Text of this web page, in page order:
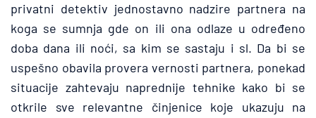
privatni detektiv jednostavno nadzire partnera na
koga se sumnja gde on ili ona odlaze u određeno
doba dana ili noći, sa kim se sastaju i sl. Da bi se
uspešno obavila provera vernosti partnera, ponekad
situacije zahtevaju naprednije tehnike kako bi se
otkrile sve relevantne činjenice koje ukazuju na